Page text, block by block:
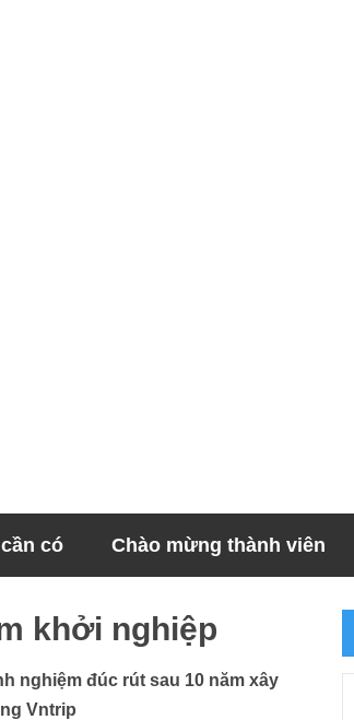
có Chào mừng thành viên
khởi nghiệp
nghiệm đúc rút sau 10 năm xây
Vntrip